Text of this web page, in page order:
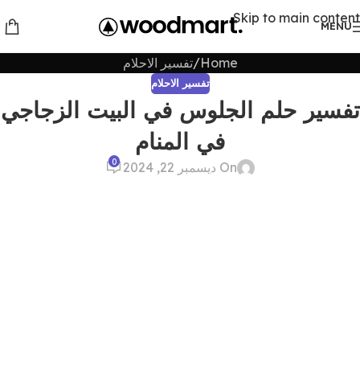
Skip to main content
MENU
Home تفسير الاحلام
تفسير الاحلام
تفسير حلم الجلوس في البيت الزجاجي
في المنام
On ديسمبر 22, 2024 0